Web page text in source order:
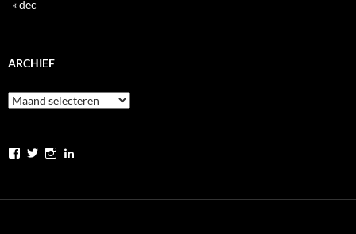
« dec
ARCHIEF
Archief
Bekijk
runninghesy
Bekijk
hesy_
Bekijk
hesyWerner